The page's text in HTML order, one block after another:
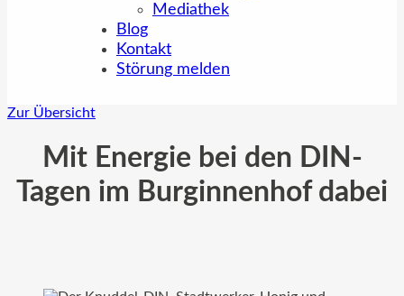
Mediathek
Blog
Kontakt
Störung melden
Zur Übersicht
Mit Energie bei den DIN-
Tagen im Burginnenhof dabei